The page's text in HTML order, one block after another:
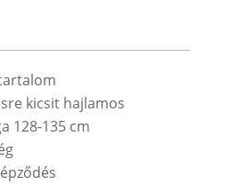
kicsit hajlamos
128-135 cm